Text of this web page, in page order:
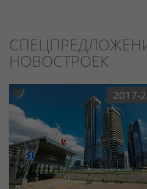
НОВОСТРОЕК
2017-